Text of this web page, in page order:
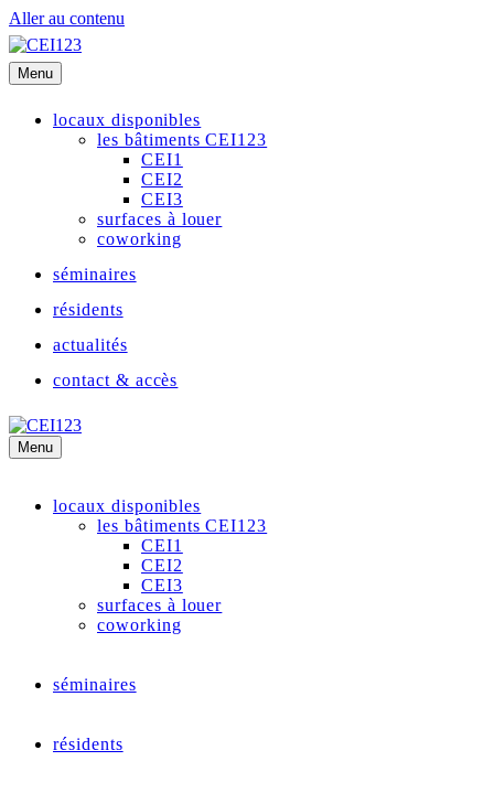
Aller au contenu
Menu
locaux disponibles
les bâtiments CEI123
CEI1
CEI2
CEI3
surfaces à louer
coworking
séminaires
résidents
actualités
contact & accès
Menu
locaux disponibles
les bâtiments CEI123
CEI1
CEI2
CEI3
surfaces à louer
coworking
séminaires
résidents